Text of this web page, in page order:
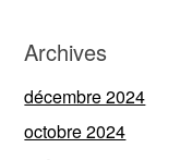
Archives
décembre 2024
octobre 2024